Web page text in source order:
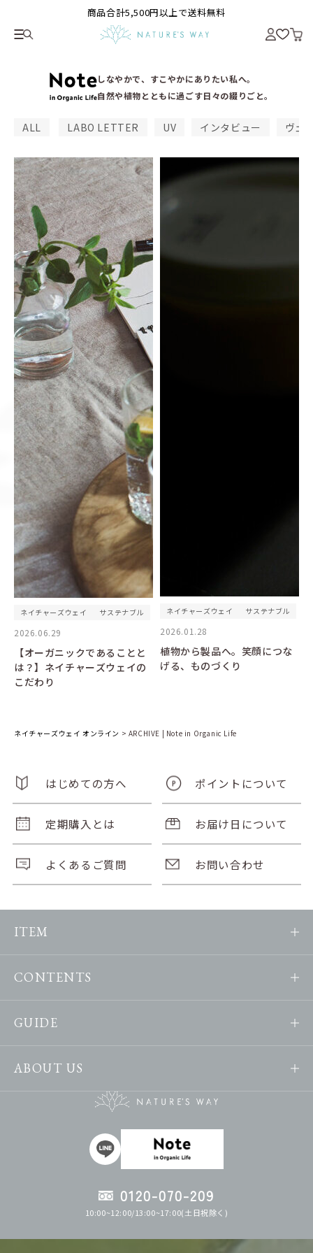
商品合計5,500円以上で送料無料
ネイチャーズウェイ オンライン > ARCHIVE | Note in Organic Life
しなやかで、すこやかにありたい私へ。
自然や植物とともに過ごす日々の綴りごと。
ALL LABO LETTER UV インタビュー ヴェ
ネイチャーズウェイ サステナブル
2026.06.29
【オーガニックであることと
は？】ネイチャーズウェイの
こだわり
ネイチャーズウェイ サステナブル
2026.01.28
植物から製品へ。笑顔につな
げる、ものづくり
はじめての方へ ポイントについて
定期購入とは お届け日について
よくあるご質問 お問い合わせ
ITEM
CONTENTS
GUIDE
ABOUT US
0120-070-209
10:00~12:00/13:00~17:00(土日祝除く)